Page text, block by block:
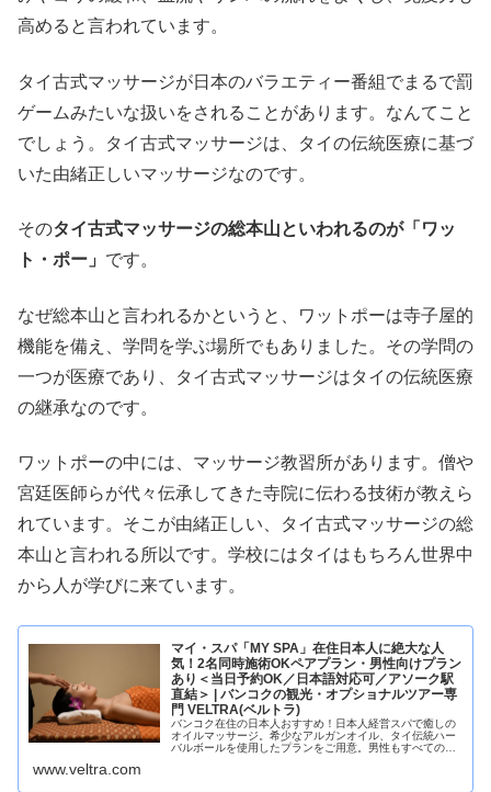
高めると言われています。
タイ古式マッサージが日本のバラエティー番組でまるで罰
ゲームみたいな扱いをされることがあります。なんてこと
でしょう。タイ古式マッサージは、タイの伝統医療に基づ
いた由緒正しいマッサージなのです。
そのタイ古式マッサージの総本山といわれるのが「ワッ
ト・ポー」 です。
なぜ総本山と言われるかというと、ワットポーは寺子屋的
機能を備え、学問を学ぶ場所でもありました。その学問の
一つが医療であり、タイ古式マッサージはタイの伝統医療
の継承なのです。
ワットポーの中には、マッサージ教習所があります。僧や
宮廷医師らが代々伝承してきた寺院に伝わる技術が教えら
れています。そこが由緒正しい、タイ古式マッサージの総
本山と言われる所以です。学校にはタイはもちろん世界中
から人が学びに来ています。
マイ・スパ「MY SPA」在住日本人に絶大な人
気！2名同時施術OKペアプラン・男性向けプラン
あり＜当日予約OK／日本語対応可／アソーク駅
直結＞ | バンコクの観光・オプショナルツアー専
門 VELTRA(ベルトラ)
バンコク在住の日本人おすすめ！日本人経営スパで癒しの
オイルマッサージ。希少なアルガンオイル、タイ伝統ハー
バルボールを使用したプランをご用意。男性もすべてのプ
www.veltra.com